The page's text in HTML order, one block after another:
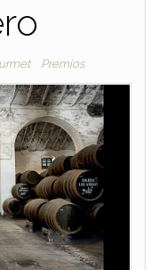
Premios